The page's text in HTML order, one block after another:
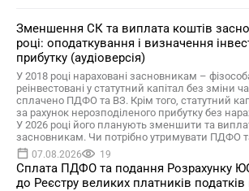
Зменшення СК та виплата коштів
році: оподаткування і визначення
прибутку (аудіоверсія)
У 2018 році нараховані засновникам –
реінвестовані у статутний капітал без зміни
сплачено ПДФО та ВЗ. Крім того, статутний
за рахунок нерозподіленого прибутку без
У 2026 році його планують зменшити та
засновникам. Чи потрібно утримувати ПДФО
07.08.2026 19
Сплата ПДФО та подання Розрахунку
до Реєстру великих платників